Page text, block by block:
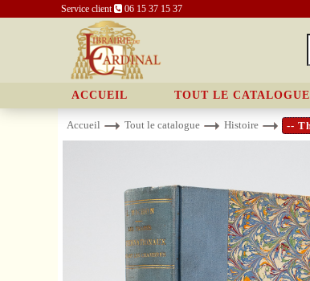
Service client 06 15 37 15 37
ACCUEIL TOUT LE CATALOGUE
Accueil Tout le catalogue Histoire